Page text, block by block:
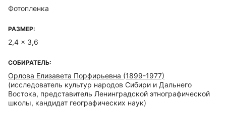
Фотопленка
РАЗМЕР:
2,4 x 3,6
СОБИРАТЕЛЬ:
Орлова Елизавета Порфирьевна (1899-1977)
(исследователь культур народов Сибири и Дальнего
Востока, представитель Ленинградской этнографической
школы, кандидат географических наук)